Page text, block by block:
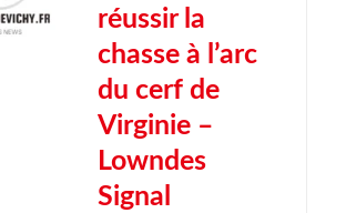
réussir la
chasse à l’arc
du cerf de
Virginie –
Lowndes
Signal